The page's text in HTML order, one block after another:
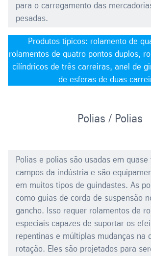
para o carregamento das
pesadas.
Produtos típicos: rolamento de
rolamentos de quatro pontos duplos,
cilíndricos de três carreiras, anel de
de esferas de duas
Polias / Polias
Polias e polias são usadas em quase
campos da indústria e são
em muitos tipos de guindastes. As
como guias de corda de suspensão
gancho. Isso requer rolamentos de
especiais capazes de suportar os
repentinas e múltiplas mudanças na
rotação. Eles são projetados para